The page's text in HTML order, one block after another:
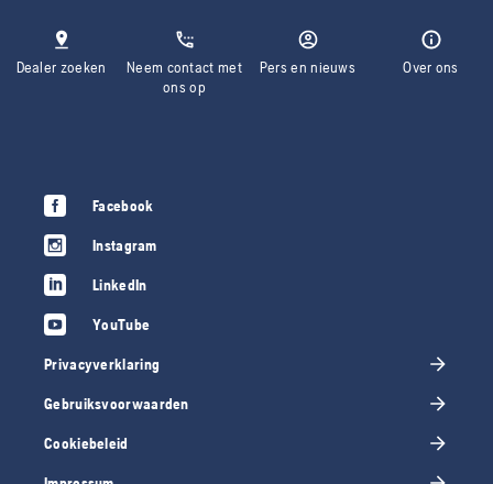
Dealer zoeken
Neem contact met
ons op
Pers en nieuws Over ons
Facebook
Instagram
LinkedIn
YouTube
Privacyverklaring
Gebruiksvoorwaarden
Cookiebeleid